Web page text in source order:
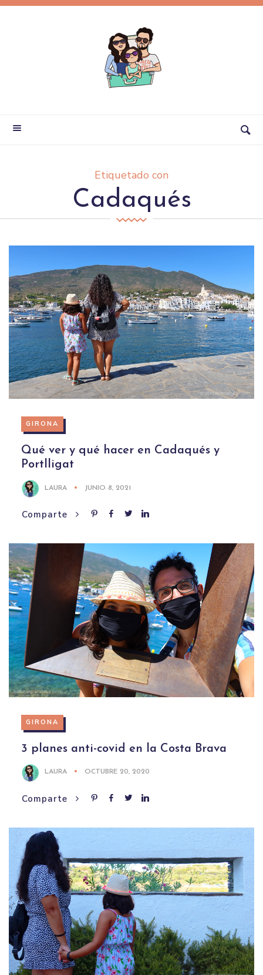
Etiquetado con
Cadaqués
GIRONA
Qué ver y qué hacer en Cadaqués y
Portlligat
LAURA JUNIO 8, 2021
Comparte
GIRONA
3 planes anti-covid en la Costa Brava
LAURA OCTUBRE 20, 2020
Comparte